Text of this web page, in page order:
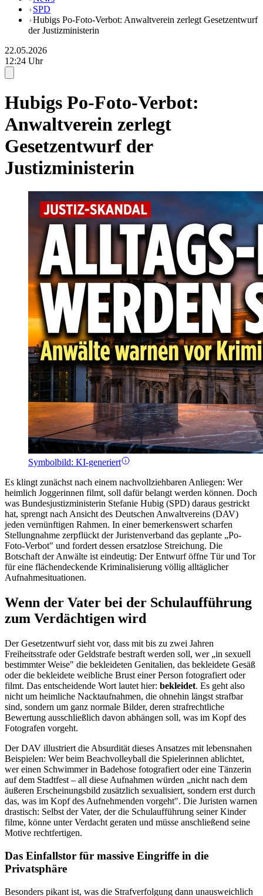
SPD
Hubigs Po-Foto-Verbot: Anwaltverein zerlegt Gesetzentwurf
der Justizministerin
22.05.2026
12:24 Uhr
Hubigs Po-Foto-Verbot:
Anwaltverein zerlegt
Gesetzentwurf der
Justizministerin
Symbolbild: KI-generiert
Es klingt zunächst nach einem nachvollziehbaren Anliegen: Wer
heimlich Joggerinnen filmt, soll dafür belangt werden können. Doch
was Bundesjustizministerin Stefanie Hubig (SPD) daraus gestrickt
hat, sprengt nach Ansicht des Deutschen Anwaltvereins (DAV)
jeden vernünftigen Rahmen. In einer bemerkenswert scharfen
Stellungnahme zerpflückt der Juristenverband das geplante „Po-
Foto-Verbot" und fordert dessen ersatzlose Streichung. Die
Botschaft der Anwälte ist eindeutig: Der Entwurf öffne Tür und Tor
für eine flächendeckende Kriminalisierung völlig alltäglicher
Aufnahmesituationen.
Wenn der Vater bei der Schulaufführung
zum Verdächtigen wird
Der Gesetzentwurf sieht vor, dass mit bis zu zwei Jahren
Freiheitsstrafe oder Geldstrafe bestraft werden soll, wer „in sexuell
bestimmter Weise" die bekleideten Genitalien, das bekleidete Gesäß
oder die bekleidete weibliche Brust einer Person fotografiert oder
filmt. Das entscheidende Wort lautet hier: bekleidet. Es geht also
nicht um heimliche Nacktaufnahmen, die ohnehin längst strafbar
sind, sondern um ganz normale Bilder, deren strafrechtliche
Bewertung ausschließlich davon abhängen soll, was im Kopf des
Fotografen vorgeht.
Der DAV illustriert die Absurdität dieses Ansatzes mit lebensnahen
Beispielen: Wer beim Beachvolleyball die Spielerinnen ablichtet,
wer einen Schwimmer in Badehose fotografiert oder eine Tänzerin
auf dem Stadtfest – all diese Aufnahmen würden „nicht nach dem
äußeren Erscheinungsbild zusätzlich sexualisiert, sondern erst durch
das, was im Kopf des Aufnehmenden vorgeht". Die Juristen warnen
drastisch: Selbst der Vater, der die Schulaufführung seiner Kinder
filme, könne unter Verdacht geraten und müsse anschließend seine
Motive rechtfertigen.
Das Einfallstor für massive Eingriffe in die
Privatsphäre
Besonders pikant ist, was die Strafverfolgung dann unausweichlich